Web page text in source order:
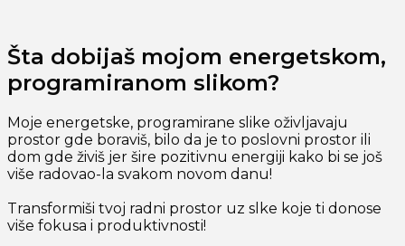
Šta dobijaš mojom energetskom,
programiranom slikom?
Moje energetske, programirane slike oživljavaju
prostor gde boraviš, bilo da je to poslovni prostor ili
dom gde živiš jer šire pozitivnu energiji kako bi se još
više radovao-la svakom novom danu!
Transformiši tvoj radni prostor uz slke koje ti donose
više fokusa i produktivnosti!